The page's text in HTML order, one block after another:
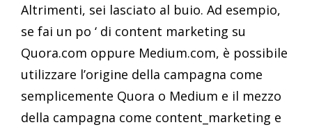
Altrimenti, sei lasciato al buio. Ad esempio,
se fai un po ‘ di content marketing su
Quora.com oppure Medium.com, è possibile
utilizzare l’origine della campagna come
semplicemente Quora o Medium e il mezzo
della campagna come content_marketing e